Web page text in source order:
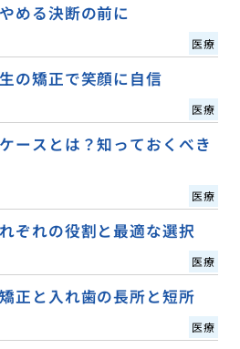
める決断の前に
医療
の矯正で笑顔に自信
医療
ースとは？知っておくべき
医療
ぞれの役割と最適な選択
医療
正と入れ歯の長所と短所
医療